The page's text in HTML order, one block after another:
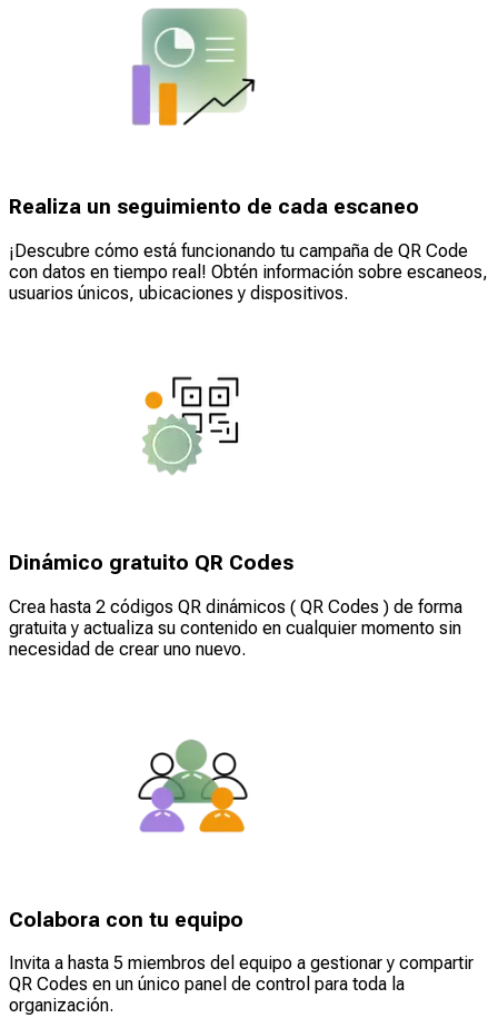
Realiza un seguimiento de cada escaneo
¡Descubre cómo está funcionando tu campaña de QR Code
con datos en tiempo real! Obtén información sobre escaneos,
usuarios únicos, ubicaciones y dispositivos.
Dinámico gratuito QR Codes
Crea hasta 2 códigos QR dinámicos ( QR Codes ) de forma
gratuita y actualiza su contenido en cualquier momento sin
necesidad de crear uno nuevo.
Colabora con tu equipo
Invita a hasta 5 miembros del equipo a gestionar y compartir
QR Codes en un único panel de control para toda la
organización.